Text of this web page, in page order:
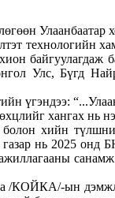
технологийн
Улс, Бүгд
үгэндээ:
хангах нь
хийн
нь 2025
ын